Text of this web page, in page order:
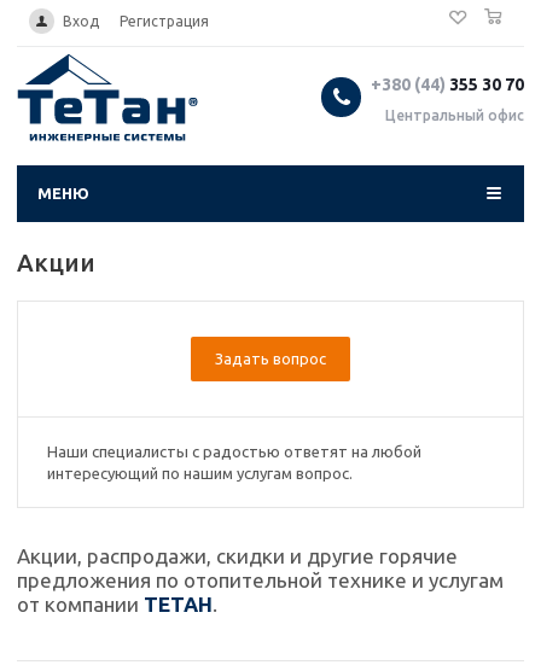
... Вход Регистрация
+380 (44) 355 30 70
Центральный офис
МЕНЮ
Акции
Задать вопрос
Наши специалисты с радостью ответят на любой
интересующий по нашим услугам вопрос.
Акции, распродажи, скидки и другие горячие
предложения по отопительной технике и услугам
от компании ТЕТАН.